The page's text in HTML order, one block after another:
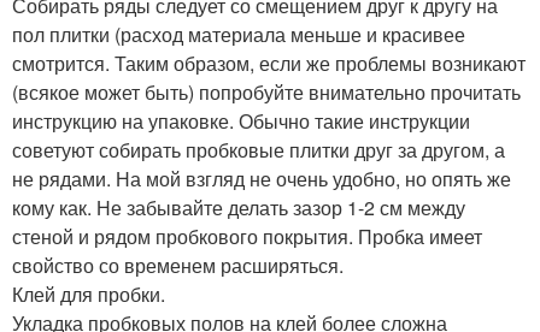
пол плитки (расход материала меньше и красивее
смотрится. Таким образом, если же проблемы возникают
(всякое может быть) попробуйте внимательно прочитать
инструкцию на упаковке. Обычно такие инструкции
советуют собирать пробковые плитки друг за другом, а
не рядами. На мой взгляд не очень удобно, но опять же
кому как. Не забывайте делать зазор 1-2 см между
стеной и рядом пробкового покрытия. Пробка имеет
свойство со временем расширяться.
Клей для пробки.
Укладка пробковых полов на клей более сложна